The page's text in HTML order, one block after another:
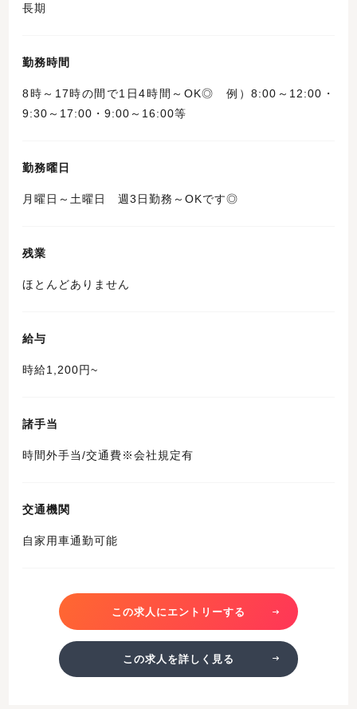
長期
勤務時間
8時～17時の間で1日4時間～OK◎ 例）8:00～12:00・
9:30～17:00・9:00～16:00等
勤務曜日
月曜日～土曜日 週3日勤務～OKです◎
残業
ほとんどありません
給与
時給1,200円~
諸手当
時間外手当/交通費※会社規定有
交通機関
自家用車通勤可能
この求人にエントリーする
この求人を詳しく見る